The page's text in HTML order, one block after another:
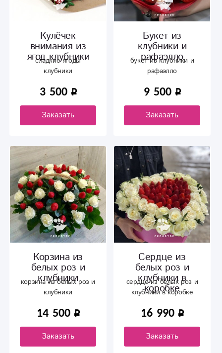
Кулёчек
внимания из
ягод клубники
сладкие ягоды
клубники
3 500
Заказать
Букет из
клубники и
рафаэлло
букет из клубники и
рафаэлло
9 500
Заказать
Корзина из
белых роз и
клубники
корзина из белых роз и
клубники
14 500
Заказать
Сердце из
белых роз и
клубники в
коробке
сердце из белых роз и
клубники в коробке
16 990
Заказать